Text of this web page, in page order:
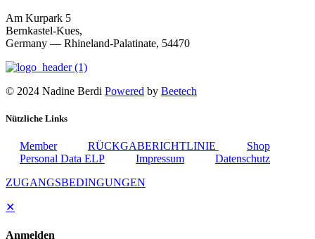
Am Kurpark 5
Bernkastel-Kues,
Germany — Rhineland-Palatinate, 54470
© 2024 Nadine Berdi Powered by Beetech
Nützliche Links
Member RÜCKGABERICHTLINIE
Shop
Personal Data ELP
Impressum
Datenschutz
ZUGANGSBEDINGUNGEN
✕
Anmelden